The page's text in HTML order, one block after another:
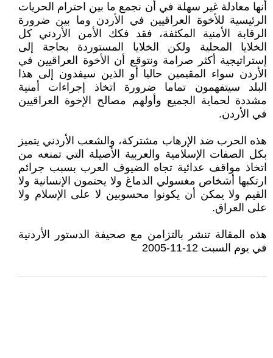
أنها معادلة غير سهلة في أن نجمع ما بين احترام الحريات
الرئيسية للأخوة العراقيين في الأردن وما بين ضرورة
الرقابة الأمنية المكثفة، فقد فكك الأمن الأردني كل
الخلايا المحلية ولكن الخلايا المستوردة بحاجة إلى
إستراتيجية أكثر صرامة ونتوقع أن الأخوة العراقيين في
الأردن سواء المقيمين حاليا أو الذين سيفدون إلى هذا
البلد سيتفهمون تماما ضرورة اتخاذ إجراءات أمنية
مشددة لحماية الجميع وأولهم مصالح الإخوة العراقيين
في الأردن.
هذه الحرب ضد الإرهاب مشتركة، والشعب الأردني يتميز
بكل الصفات الإسلامية والعربية الأصيلة التي تمنعه من
اتخاذ مواقف عدائية تجاه الضيوف العرب بسبب جرائم
ارتكبها أشخاص مغسولي الدماغ ولا يحتمون الإنسانية ولا
القيم ولا يمكن أن يكونوا محسوبين لا على الإسلام ولا
على العراق.
هذه المقالة تنشر بالتزامن مع صحيفة الدستور الأردنية
في يوم السبت 12-11-2005